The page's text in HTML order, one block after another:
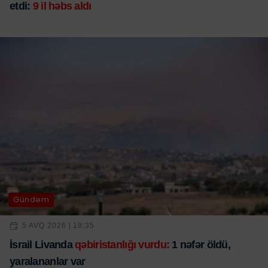
etdi: 9 il həbs aldı
Gündəm
5 AVQ 2026 | 19:35
İsrail Livanda qəbiristanlığı vurdu: 1 nəfər öldü,
yaralananlar var